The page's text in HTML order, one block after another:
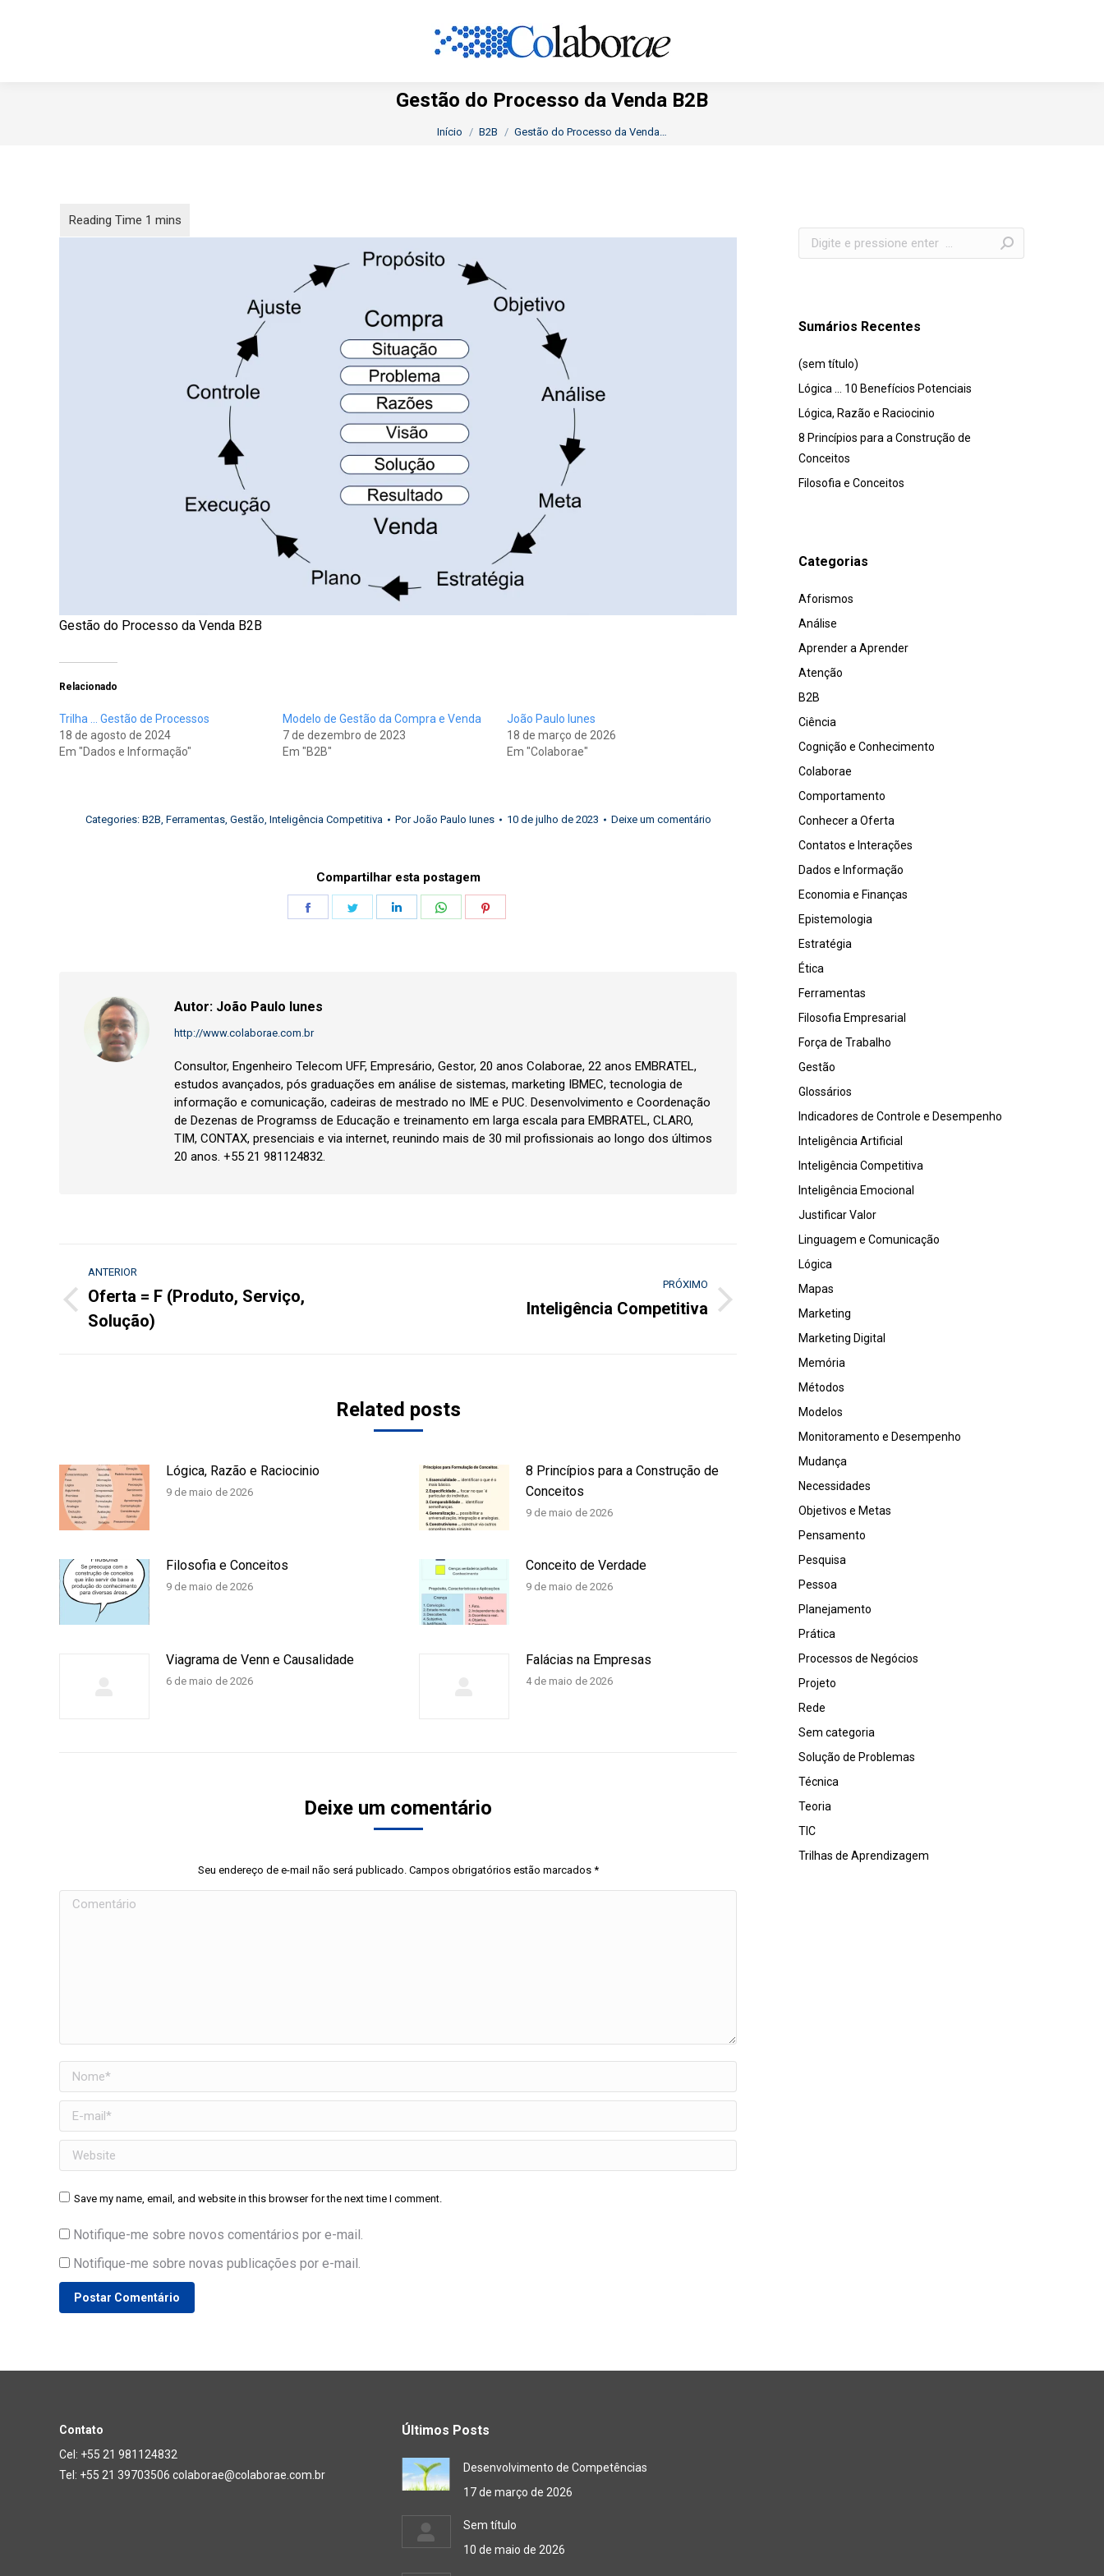
Gestão do Processo da Venda B2B
Você está aqui:
Início B2B Gestão do Processo da Venda…
Gestão do Processo da Venda B2B
Relacionado
Trilha … Gestão de Processos
18 de agosto de 2024
Em "Dados e Informação"
Modelo de Gestão da Compra e Venda
7 de dezembro de 2023
Em "B2B"
João Paulo Iunes
18 de março de 2026
Em "Colaborae"
Categories: B2B, Ferramentas, Gestão, Inteligência Competitiva PorJoão Paulo Iunes 10 de julho de 2023 Deixe um comentário
Compartilhar esta postagem
Share
Share
Autor: João Paulo Iunes
http://www.colaborae.com.br
Consultor, Engenheiro Telecom UFF, Empresário, Gestor, 20 anos Colaborae, 22 anos EMBRATEL,
estudos avançados, pós graduações em análise de sistemas, marketing IBMEC, tecnologia de
informação e comunicação, cadeiras de mestrado no IME e PUC. Desenvolvimento e Coordenação
de Dezenas de Programss de Educação e treinamento em larga escala para EMBRATEL, CLARO,
TIM, CONTAX, presenciais e via internet, reunindo mais de 30 mil profissionais ao longo dos últimos
20 anos. +55 21 981124832.
Navegação
de
post:
ANTERIOR
anterior:
Oferta = F (Produto, Serviço,
Solução)
PRÓXIMO
Inteligência Competitiva
Related posts
Lógica, Razão e Raciocinio
9 de maio de 2026
8 Princípios para a Construção de
Conceitos
9 de maio de 2026
Filosofia e Conceitos
9 de maio de 2026
Conceito de Verdade
9 de maio de 2026
Viagrama de Venn e Causalidade
6 de maio de 2026
Falácias na Empresas
4 de maio de 2026
Deixe um comentário
Seu endereço de e-mail não será publicado. Campos obrigatórios estão marcados *
Comentário
Nome *
E-mail *
Website
Save my name, email, and website in this browser for the next time I comment.
Notifique-me sobre novos comentários por e-mail.
Notifique-me sobre novas publicações por e-mail.
Postar Comentário
Search:
Sumários Recentes
(sem título)
Lógica … 10 Benefícios Potenciais
Lógica, Razão e Raciocinio
8 Princípios para a Construção de
Conceitos
Filosofia e Conceitos
Categorias
Aforismos
Análise
Aprender a Aprender
Atenção
B2B
Ciência
Cognição e Conhecimento
Colaborae
Comportamento
Conhecer a Oferta
Contatos e Interações
Dados e Informação
Economia e Finanças
Epistemologia
Estratégia
Ética
Ferramentas
Filosofia Empresarial
Força de Trabalho
Gestão
Glossários
Indicadores de Controle e Desempenho
Inteligência Artificial
Inteligência Competitiva
Inteligência Emocional
Justificar Valor
Linguagem e Comunicação
Lógica
Mapas
Marketing
Marketing Digital
Memória
Métodos
Modelos
Monitoramento e Desempenho
Mudança
Necessidades
Objetivos e Metas
Pensamento
Pesquisa
Pessoa
Planejamento
Prática
Processos de Negócios
Projeto
Rede
Sem categoria
Solução de Problemas
Técnica
Teoria
TIC
Trilhas de Aprendizagem
Contato
Cel: +55 21 981124832
Tel: +55 21 39703506 colaborae@colaborae.com.br
Últimos Posts
Desenvolvimento de Competências
17 de março de 2026
Sem título
10 de maio de 2026